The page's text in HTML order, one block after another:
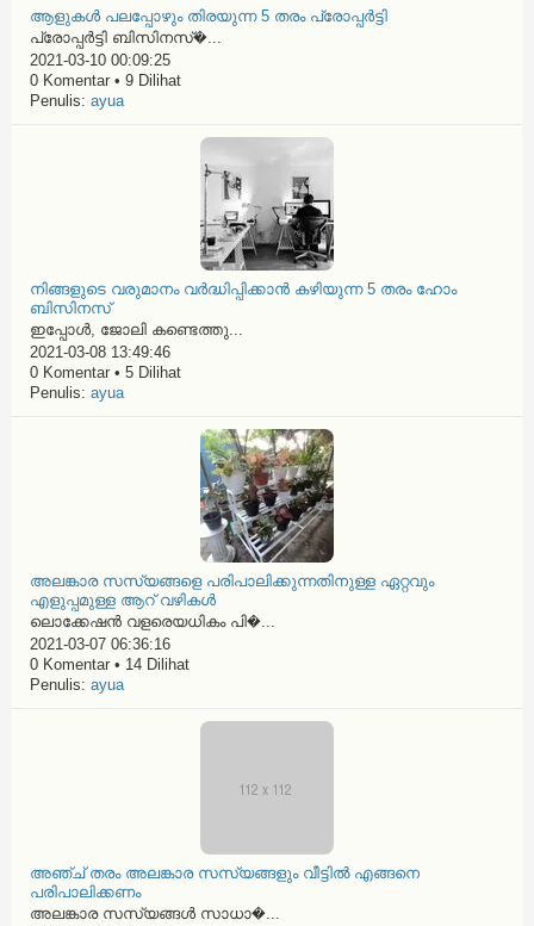
ആളുകൾ പലപ്പോഴും തിരയുന്ന 5 തരം പ്രോപ്പർട്ടി
പ്രോപ്പർട്ടി ബിസിനസ്�...
2021-03-10 00:09:25
0 Komentar • 9 Dilihat
Penulis: ayua
നിങ്ങളുടെ വരുമാനം വർദ്ധിപ്പിക്കാൻ കഴിയുന്ന 5 തരം ഹോം
ബിസിനസ്
ഇപ്പോൾ, ജോലി കണ്ടെത്തു...
2021-03-08 13:49:46
0 Komentar • 5 Dilihat
Penulis: ayua
അലങ്കാര സസ്യങ്ങളെ പരിപാലിക്കുന്നതിനുള്ള ഏറ്റവും
എളുപ്പമുള്ള ആറ് വഴികൾ
ലൊക്കേഷൻ വളരെയധികം പി�...
2021-03-07 06:36:16
0 Komentar • 14 Dilihat
Penulis: ayua
അഞ്ച് തരം അലങ്കാര സസ്യങ്ങളും വീട്ടിൽ എങ്ങനെ
പരിപാലിക്കണം
അലങ്കാര സസ്യങ്ങൾ സാധാ�...